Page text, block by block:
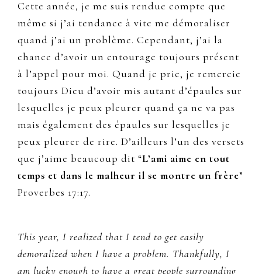
Cette année, je me suis rendue compte que
même si j’ai tendance à vite me démoraliser
quand j’ai un problème. Cependant, j’ai la
chance d’avoir un entourage toujours présent
à l’appel pour moi. Quand je prie, je remercie
toujours Dieu d’avoir mis autant d’épaules sur
lesquelles je peux pleurer quand ça ne va pas
mais également des épaules sur lesquelles je
peux pleurer de rire. D’ailleurs l’un des versets
que j’aime beaucoup dit “L’ami aime en tout
temps et dans le malheur il se montre un frère”
Proverbes 17:17.
This year, I realized that I tend to get easily
demoralized when I have a problem. Thankfully, I
am lucky enough to have a great people surrounding